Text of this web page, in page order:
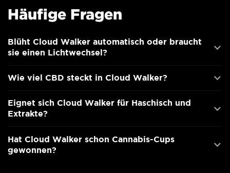
Häufige Fragen
Blüht Cloud Walker automatisch oder braucht
sie einen Lichtwechsel?
Wie viel CBD steckt in Cloud Walker?
Eignet sich Cloud Walker für Haschisch und
Extrakte?
Hat Cloud Walker schon Cannabis-Cups
gewonnen?